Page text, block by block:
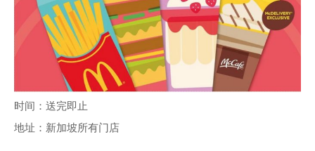
时间：送完即止
地址：新加坡所有门店